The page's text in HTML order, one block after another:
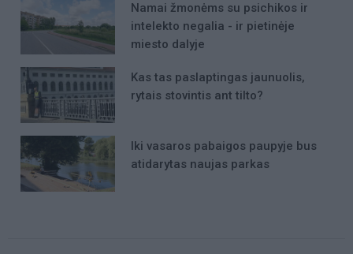
Namai žmonėms su psichikos ir
intelekto negalia - ir pietinėje
miesto dalyje
Kas tas paslaptingas jaunuolis,
rytais stovintis ant tilto?
Iki vasaros pabaigos paupyje bus
atidarytas naujas parkas